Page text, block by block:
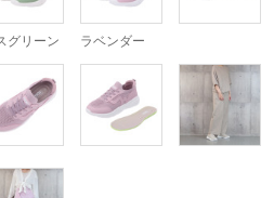
グリーン ラベンダー